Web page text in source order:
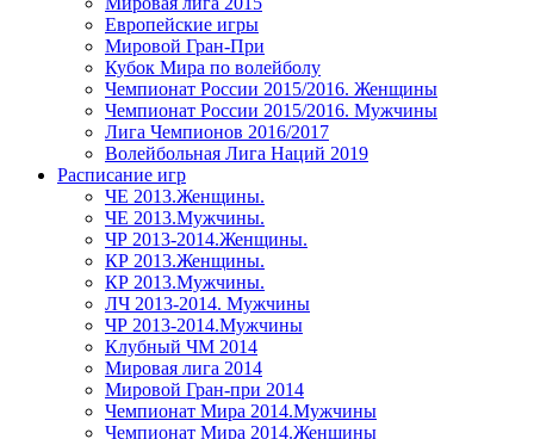
Европейские игры
Мировой Гран-При
Кубок Мира по волейболу
Чемпионат России 2015/2016. Женщины
Чемпионат России 2015/2016. Мужчины
Лига Чемпионов 2016/2017
Волейбольная Лига Наций 2019
Расписание игр
ЧЕ 2013.Женщины.
ЧЕ 2013.Мужчины.
ЧР 2013-2014.Женщины.
КР 2013.Женщины.
КР 2013.Мужчины.
ЛЧ 2013-2014. Мужчины
ЧР 2013-2014.Мужчины
Клубный ЧМ 2014
Мировая лига 2014
Мировой Гран-при 2014
Чемпионат Мира 2014.Мужчины
Чемпионат Мира 2014.Женщины